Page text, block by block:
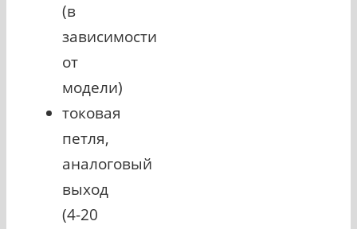
(в
зависимости
от
модели)
токовая
петля,
аналоговый
выход
(4-20